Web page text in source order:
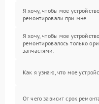
Я хочу, чтобы мое устройство
ремонтировали при мне.
Я хочу, чтобы мое устройство
ремонтировалось только
запчастями.
Как я узнаю, что мое
От чего зависит срок